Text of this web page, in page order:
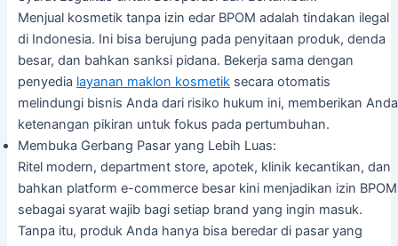
Menjual kosmetik tanpa izin edar BPOM adalah tindakan ilegal
di Indonesia. Ini bisa berujung pada penyitaan produk, denda
besar, dan bahkan sanksi pidana. Bekerja sama dengan
penyedia layanan maklon kosmetik secara otomatis
melindungi bisnis Anda dari risiko hukum ini, memberikan Anda
ketenangan pikiran untuk fokus pada pertumbuhan.
Membuka Gerbang Pasar yang Lebih Luas:
Ritel modern, department store, apotek, klinik kecantikan, dan
bahkan platform e-commerce besar kini menjadikan izin BPOM
sebagai syarat wajib bagi setiap brand yang ingin masuk.
Tanpa itu, produk Anda hanya bisa beredar di pasar yang